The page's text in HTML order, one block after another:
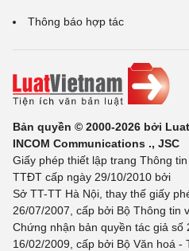
Thông báo hợp tác
Bản quyền © 2000-2026 bởi
INCOM Communications ., JSC
Giấy phép thiết lập trang Thông
TTĐT cấp ngày 29/10/2010 bởi
Sở TT-TT Hà Nội, thay thế giấy
26/07/2007, cấp bởi Bộ Thông tin
Chứng nhận bản quyền tác giả số
16/02/2009, cấp bởi Bộ Văn hoá -